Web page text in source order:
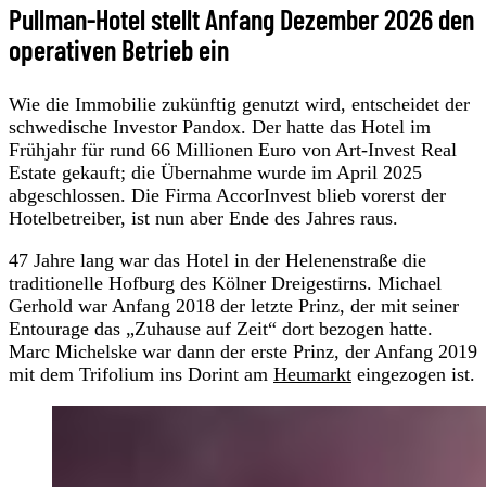
Pullman-Hotel stellt Anfang Dezember 2026 den
operativen Betrieb ein
Wie die Immobilie zukünftig genutzt wird, entscheidet der
schwedische Investor Pandox. Der hatte das Hotel im
Frühjahr für rund 66 Millionen Euro von Art-Invest Real
Estate gekauft; die Übernahme wurde im April 2025
abgeschlossen. Die Firma AccorInvest blieb vorerst der
Hotelbetreiber, ist nun aber Ende des Jahres raus.
47 Jahre lang war das Hotel in der Helenenstraße die
traditionelle Hofburg des Kölner Dreigestirns. Michael
Gerhold war Anfang 2018 der letzte Prinz, der mit seiner
Entourage das „Zuhause auf Zeit“ dort bezogen hatte.
Marc Michelske war dann der erste Prinz, der Anfang 2019
mit dem Trifolium ins Dorint am Heumarkt eingezogen ist.